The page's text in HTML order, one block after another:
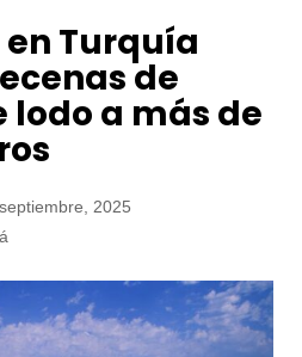
Turquía
de
lodo a más de
2025